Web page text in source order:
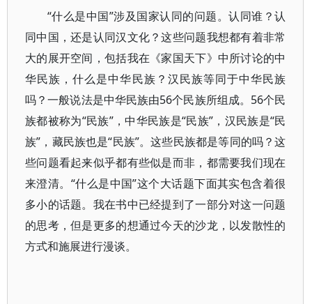
“什么是中国”涉及国家认同的问题。认同谁？认
同中国，还是认同汉文化？这些问题我想都有着非常
大的展开空间，包括我在《家国天下》中所讨论的中
华民族，什么是中华民族？汉民族等同于中华民族
吗？一般说法是中华民族由56个民族所组成。56个民
族都被称为“民族”，中华民族是“民族”，汉民族是“民
族”，藏民族也是“民族”。这些民族都是等同的吗？这
些问题看起来似乎都有些似是而非，都需要我们现在
来澄清。“什么是中国”这个大话题下面其实包含着很
多小的话题。我在书中已经提到了一部分对这一问题
的思考，但是更多的想通过今天的沙龙，以发散性的
方式和施展进行漫谈。